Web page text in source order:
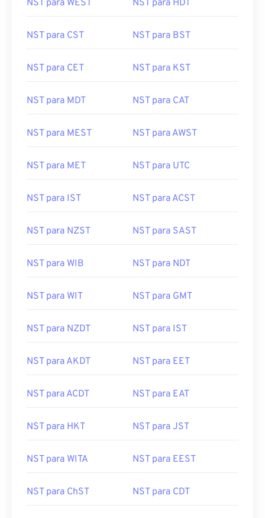
NST para WEST NST para HDT
NST para CST NST para BST
NST para CET NST para KST
NST para MDT NST para CAT
NST para MEST NST para AWST
NST para MET NST para UTC
NST para IST NST para ACST
NST para NZST NST para SAST
NST para WIB NST para NDT
NST para WIT NST para GMT
NST para NZDT NST para IST
NST para AKDT NST para EET
NST para ACDT NST para EAT
NST para HKT NST para JST
NST para WITA NST para EEST
NST para ChST NST para CDT